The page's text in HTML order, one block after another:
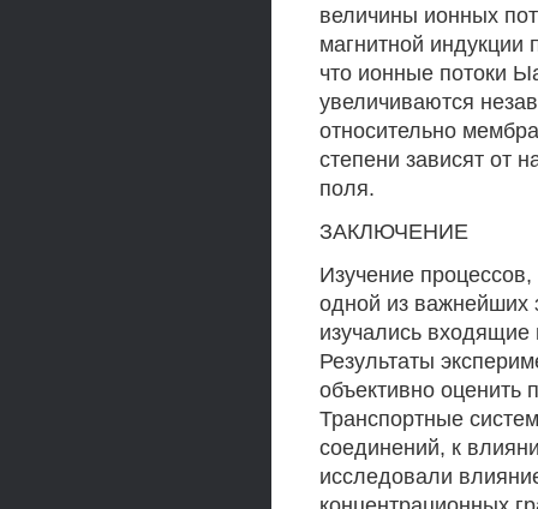
величины ионных
магнитной
что ионные потоки
увеличиваются
относительно
степени зависят от
поля.
ЗАКЛЮЧЕНИЕ
Изучение
одной из важнейших
изучались
Результаты
объективно оценить
Транспортные
соединений, к
исследовали